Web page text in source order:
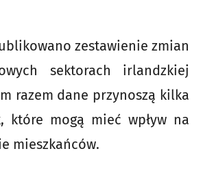
zestawienie zmian
sektorach irlandzkiej
razem dane przynoszą kilka
które mogą mieć wpływ na
mieszkańców.